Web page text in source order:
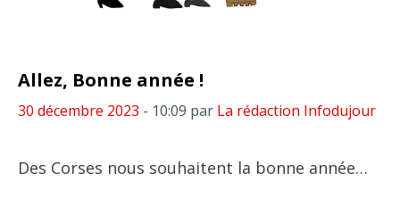
Allez, Bonne année !
30 décembre 2023 - 10:09 par La rédaction Infodujour
Des Corses nous souhaitent la bonne année…